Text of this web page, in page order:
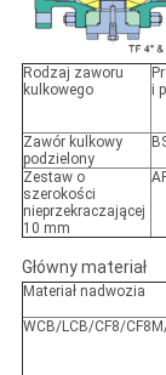
Rodzaj zaworu
kulkowego
i
Zawór kulkowy
podzielony
Zestaw o
szerokości
nieprzekraczającej
10 mm
Główny materiał
Materiał nadwozia
WCB/LCB/CF8/